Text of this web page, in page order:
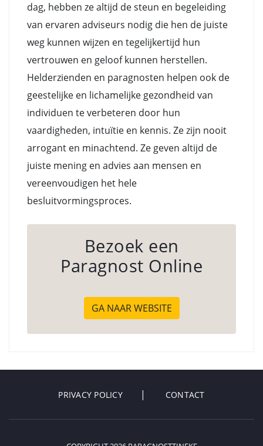
dag, hebben ze altijd de steun en begeleiding
van ervaren adviseurs nodig die hen de juiste
weg kunnen wijzen en tegelijkertijd hun
vertrouwen en geloof kunnen herstellen.
Helderzienden en paragnosten helpen ook de
geestelijke en lichamelijke gezondheid van
individuen te verbeteren door hun
vaardigheden, intuïtie en kennis. Ze zijn nooit
arrogant en minachtend. Ze geven altijd de
juiste mening en advies aan mensen en
vereenvoudigen het hele
besluitvormingsproces.
Bezoek een
Paragnost Online
GA NAAR WEBSITE
PRIVACY POLICY CONTACT